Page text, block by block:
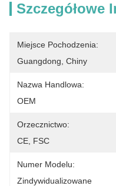
Szczegółowe
Miejsce Pochodzenia:
Guangdong, Chiny
Nazwa Handlowa:
OEM
Orzecznictwo:
CE, FSC
Numer Modelu:
Zindywidualizowane